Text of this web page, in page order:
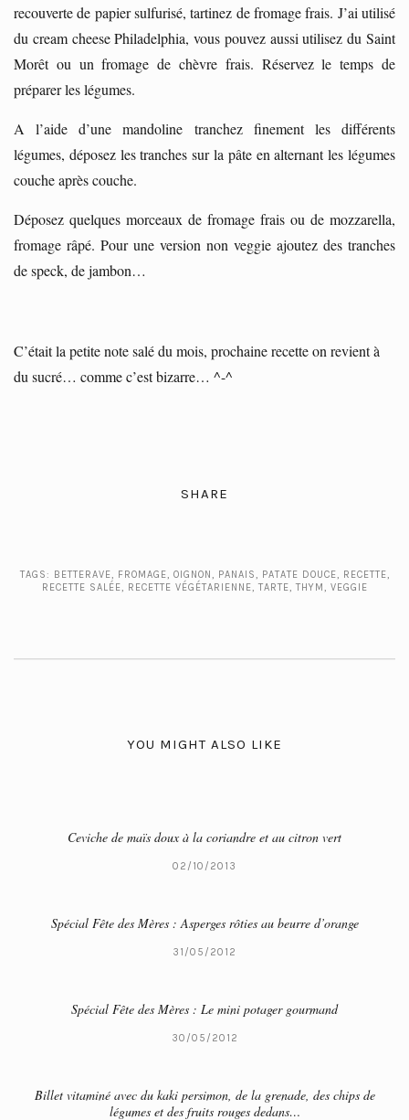
recouverte de papier sulfurisé, tartinez de fromage frais. J’ai utilisé
du cream cheese Philadelphia, vous pouvez aussi utilisez du Saint
Morêt ou un fromage de chèvre frais. Réservez le temps de
préparer les légumes.
A l’aide d’une mandoline tranchez finement les différents
légumes, déposez les tranches sur la pâte en alternant les légumes
couche après couche.
Déposez quelques morceaux de fromage frais ou de mozzarella,
fromage râpé. Pour une version non veggie ajoutez des tranches
de speck, de jambon…
C’était la petite note salé du mois, prochaine recette on revient à
du sucré… comme c’est bizarre… ^-^
SHARE
TAGS: BETTERAVE, FROMAGE, OIGNON, PANAIS, PATATE DOUCE, RECETTE,
RECETTE SALÉE, RECETTE VÉGÉTARIENNE, TARTE, THYM, VEGGIE
YOU MIGHT ALSO LIKE
Ceviche de maïs doux à la coriandre et au citron vert
02/10/2013
Spécial Fête des Mères : Asperges rôties au beurre d’orange
31/05/2012
Spécial Fête des Mères : Le mini potager gourmand
30/05/2012
Billet vitaminé avec du kaki persimon, de la grenade, des chips de
légumes et des fruits rouges dedans…